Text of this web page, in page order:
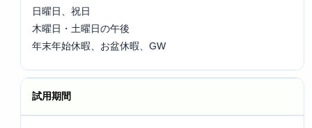
日曜日、祝日
木曜日・土曜日の午後
年末年始休暇、お盆休暇、GW
試用期間